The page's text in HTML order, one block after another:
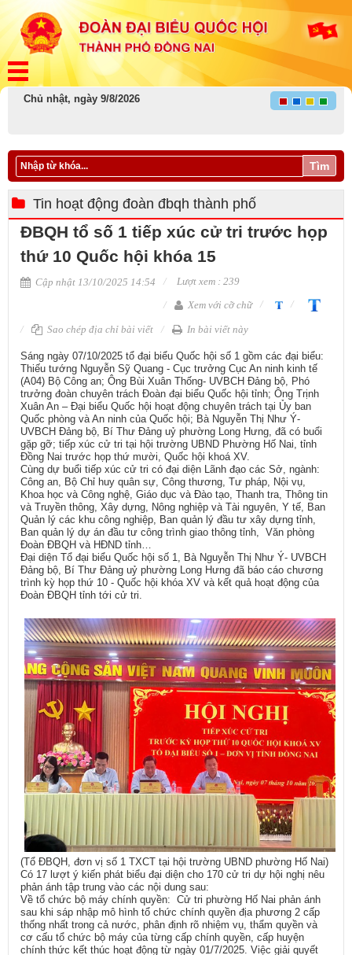
Chủ nhật, ngày 9/8/2026
Tìm
Tin hoạt động đoàn đbqh thành phố
ĐBQH tổ số 1 tiếp xúc cử tri trước họp
thứ 10 Quốc hội khóa 15
Cập nhật 13/10/2025 14:54
Lượt xem : 239
Xem với cỡ chữ
Sao chép địa chỉ bài viết In bài viết này
Sáng ngày 07/10/2025 tổ đại biểu Quốc hội số 1 gồm các đại biểu:
Thiếu tướng Nguyễn Sỹ Quang - Cục trưởng Cục An ninh kinh tế
(A04) Bộ Công an; Ông Bùi Xuân Thống- UVBCH Đảng bộ, Phó
trưởng đoàn chuyên trách Đoàn đại biểu Quốc hội tỉnh; Ông Trịnh
Xuân An – Đại biểu Quốc hội hoạt động chuyên trách tại Ủy ban
Quốc phòng và An ninh của Quốc hội; Bà Nguyễn Thị Như Ý-
UVBCH Đảng bộ, Bí Thư Đảng uỷ phường Long Hưng, đã có buổi
gặp gỡ; tiếp xúc cử tri tại hội trường UBND Phường Hố Nai, tỉnh
Đồng Nai trước họp thứ mười, Quốc hội khoá XV.
Cùng dự buổi tiếp xúc cử tri có đại diện Lãnh đạo các Sở, ngành:
Công an, Bộ Chỉ huy quân sự, Công thương, Tư pháp, Nội vụ,
Khoa học và Công nghệ, Giáo dục và Đào tạo, Thanh tra, Thông tin
và Truyền thông, Xây dựng, Nông nghiệp và Tài nguyên, Y tế, Ban
Quản lý các khu công nghiệp, Ban quản lý đầu tư xây dựng tỉnh,
Ban quản lý dự án đầu tư công trình giao thông tỉnh, Văn phòng
Đoàn ĐBQH và HĐND tỉnh…
Đại diện Tổ đại biểu Quốc hội số 1, Bà Nguyễn Thị Như Ý- UVBCH
Đảng bộ, Bí Thư Đảng uỷ phường Long Hưng đã báo cáo chương
trình kỳ họp thứ 10 - Quốc hội khóa XV và kết quả hoạt động của
Đoàn ĐBQH tỉnh tới cử tri.
(Tổ ĐBQH, đơn vị số 1 TXCT tại hội trường UBND phường Hố Nai)
Có 17 lượt ý kiến phát biểu đại diện cho 170 cử tri dự hội nghị nêu
phản ánh tập trung vào các nội dung sau:
Về tổ chức bộ máy chính quyền: Cử tri phường Hố Nai phản ánh
sau khi sáp nhập mô hình tổ chức chính quyền địa phương 2 cấp
thống nhất trong cả nước, phân định rõ nhiệm vụ, thẩm quyền và
cơ cấu tổ chức bộ máy của từng cấp chính quyền, cấp huyện
chính thức kết thúc hoạt động từ ngày 01/7/2025. Việc giải quyết